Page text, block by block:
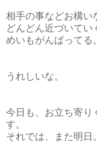
相手の事などお構い
どんどん近づいてい
めいもがんばってる。
うれしいな。
今日も、お立ち寄り
す。
それでは、また明日。